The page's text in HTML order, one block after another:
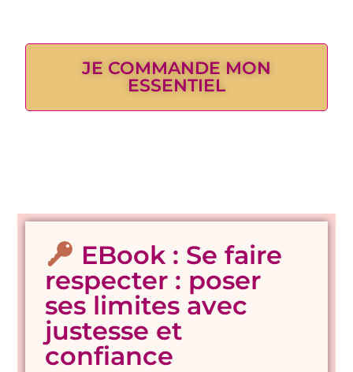
JE COMMANDE MON
ESSENTIEL
EBook : Se faire
respecter : poser
ses limites avec
justesse et
confiance